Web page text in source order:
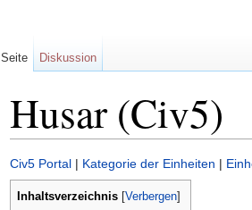
Husar (Civ5)
Civ5 Portal | Kategorie der Einheiten |
Inhaltsverzeichnis Verbergen
Seite Diskussion